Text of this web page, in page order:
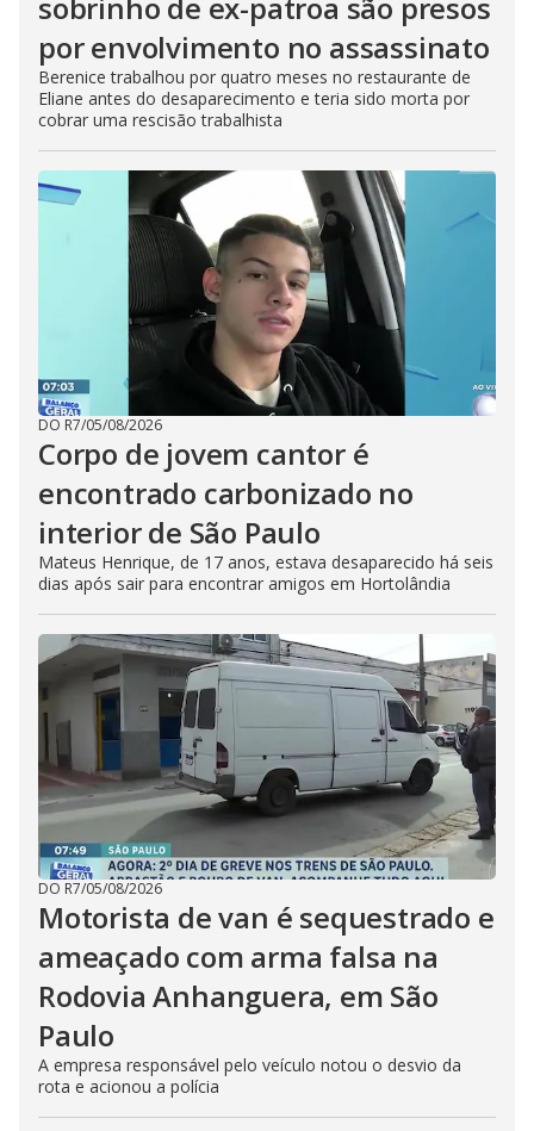
por envolvimento no assassinato
Berenice trabalhou por quatro meses no restaurante de
Eliane antes do desaparecimento e teria sido morta por
cobrar uma rescisão trabalhista
DO R7/05/08/2026
Corpo de jovem cantor é
encontrado carbonizado no
interior de São Paulo
Mateus Henrique, de 17 anos, estava desaparecido há seis
dias após sair para encontrar amigos em Hortolândia
DO R7/05/08/2026
Motorista de van é sequestrado e
ameaçado com arma falsa na
Rodovia Anhanguera, em São
Paulo
A empresa responsável pelo veículo notou o desvio da
rota e acionou a polícia